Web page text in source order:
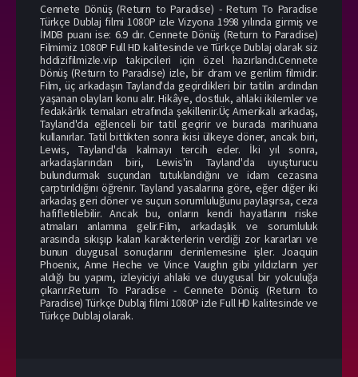
Cennete Dönüş (Return to Paradise) - Return To Paradise
Türkçe Dublaj filmi 1080P izle Vizyona 1998 yılında girmiş ve
İMDB puanı ise: 6.9 dır. Cennete Dönüş (Return to Paradise)
Filmimiz 1080P Full HD kalitesinde ve Türkçe Dublaj olarak siz
hddizifilmizle.vip takipcileri için özel hazırlandı.Cennete
Dönüş (Return to Paradise) izle, bir dram ve gerilim filmidir.
Film, üç arkadaşın Tayland'da geçirdikleri bir tatilin ardından
yaşanan olayları konu alır. Hikâye, dostluk, ahlaki ikilemler ve
fedakârlık temaları etrafında şekillenir.Üç Amerikalı arkadaş,
Tayland'da eğlenceli bir tatil geçirir ve burada marihuana
kullanırlar. Tatil bittikten sonra ikisi ülkeye döner, ancak biri,
Lewis, Tayland'da kalmayı tercih eder. İki yıl sonra,
arkadaşlarından biri, Lewis'in Tayland'da uyuşturucu
bulundurmak suçundan tutuklandığını ve idam cezasına
çarptırıldığını öğrenir. Tayland yasalarına göre, eğer diğer iki
arkadaş geri döner ve suçun sorumluluğunu paylaşırsa, ceza
hafifletilebilir. Ancak bu, onların kendi hayatlarını riske
atmaları anlamına gelir.Film, arkadaşlık ve sorumluluk
arasında sıkışıp kalan karakterlerin verdiği zor kararları ve
bunun duygusal sonuçlarını derinlemesine işler. Joaquin
Phoenix, Anne Heche ve Vince Vaughn gibi yıldızların yer
aldığı bu yapım, izleyiciyi ahlaki ve duygusal bir yolculuğa
çıkarır.Return To Paradise - Cennete Dönüş (Return to
Paradise) Türkçe Dublaj filmi 1080P izle Full HD kalitesinde ve
Türkçe Dublaj olarak.